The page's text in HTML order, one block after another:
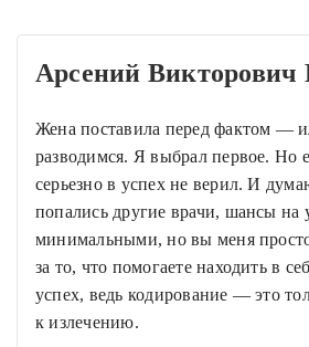
Арсений Викторович
Жена поставила перед фактом —
разводимся. Я выбрал первое. Но
серьезно в успех не верил. И
попались другие врачи, шансы на
минимальными, но вы меня
за то, что помогаете находить в
успех, ведь кодирование — это
к излечению.